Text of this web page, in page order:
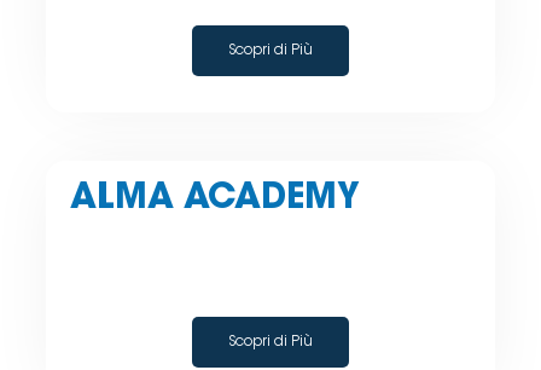
Scopri di Più
ALMA ACADEMY
Scopri di Più